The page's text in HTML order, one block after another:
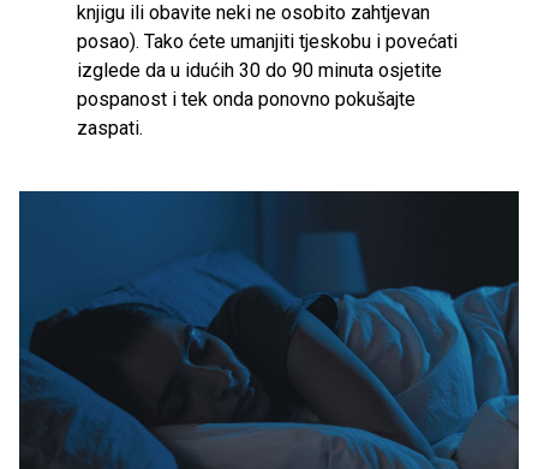
knjigu ili obavite neki ne osobito zahtjevan
posao). Tako ćete umanjiti tjeskobu i povećati
izglede da u idućih 30 do 90 minuta osjetite
pospanost i tek onda ponovno pokušajte
zaspati.